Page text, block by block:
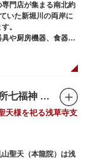
やかに浮かび上がり
り、シャッターに描
ポットやデートスポ
り巡れるので、足を
門店が集まる南北約
いた新堀川の両岸に
。
や厨房機器、食器、
が集まる個性的な専
んどのお店が小売に
おすすめです。食品サ
ぱ橋道具まつり」で
、年ごとに異なる
待乳山聖天（浅草名所七福神 毘沙門天）
天様を祀る浅草寺支
聖天（本龍院）は浅